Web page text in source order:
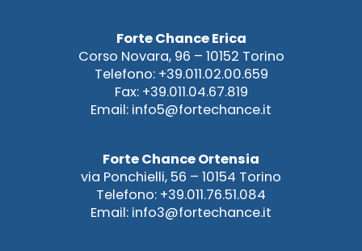
Forte Chance Erica
Corso Novara, 96 – 10152 Torino
Telefono: +39.011.02.00.659
Fax: +39.011.04.67.819
Email: info5@fortechance.it
Forte Chance Ortensia
via Ponchielli, 56 – 10154 Torino
Telefono: +39.011.76.51.084
Email: info3@fortechance.it